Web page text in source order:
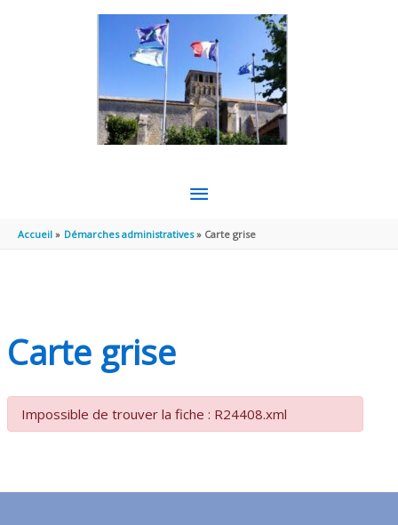
MENU
PRINCIPAL
Accueil Démarches administratives Carte grise
Carte grise
Impossible de trouver la fiche : R24408.xml